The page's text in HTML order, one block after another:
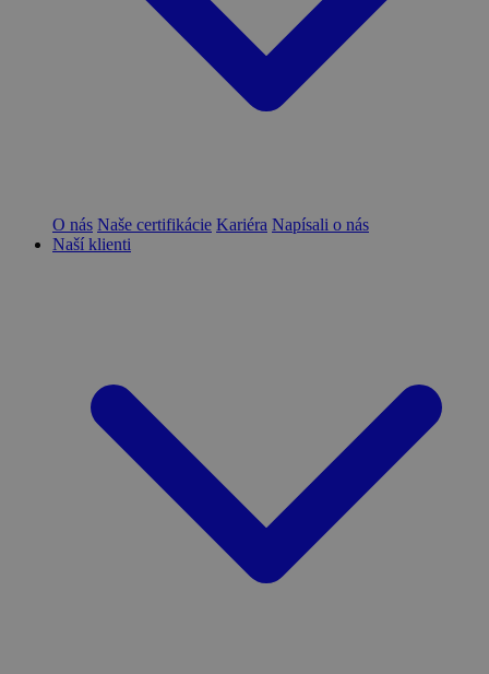
O nás Naše certifikácie Kariéra Napísali o nás
Naší klienti